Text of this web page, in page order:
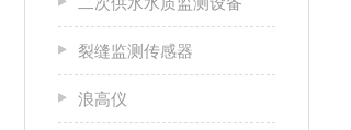
裂缝监测传感器
浪高仪